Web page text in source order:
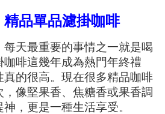
品單品濾掛咖啡
天最重要的事情之一就是喝
啡這幾年成為熱門年終禮
真的很高。現在很多精品咖啡
像堅果香、焦糖香或果香調
，更是一種生活享受。